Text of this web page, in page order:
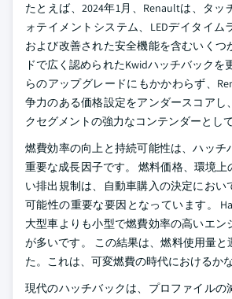
たとえば、2024年1月、Renaultは、タッ
ォテイメントシステム、LEDデイタイム
および改善された安全機能を含むいくつ
ドで広く認められたKwidハッチバックを
らのアップグレードにもかかわらず、
争力のある価格設定をアンダースコアし
クセグメントの強力なコンテンダーとし
燃費効率の向上と持続可能性は、ハッチ
重要な成長因子です。 燃料価格、環境上
い排出規制は、自動車購入の決定におい
可能性の重要な要因となっています。
大型車よりも小型で燃費効率の高いエン
が多いです。 この結果は、燃料使用量と
た。これは、可変燃費の時代におけるか
現代のハッチバックは、プロファイルの